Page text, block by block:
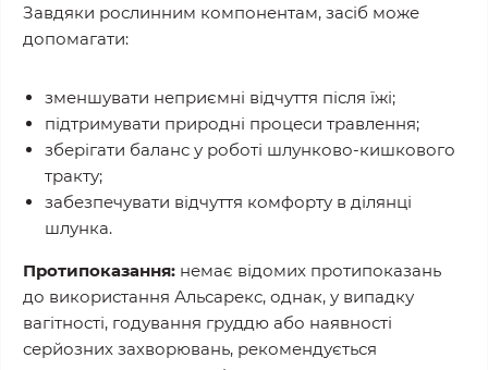
Завдяки рослинним компонентам, засіб може
допомагати:
зменшувати неприємні відчуття після їжі;
підтримувати природні процеси травлення;
зберігати баланс у роботі шлунково-кишкового
тракту;
забезпечувати відчуття комфорту в ділянці
шлунка.
Протипоказання: немає відомих протипоказань
до використання Альсарекс, однак, у випадку
вагітності, годування груддю або наявності
серйозних захворювань, рекомендується